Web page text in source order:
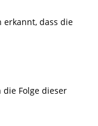
erkannt, dass die
Folge dieser